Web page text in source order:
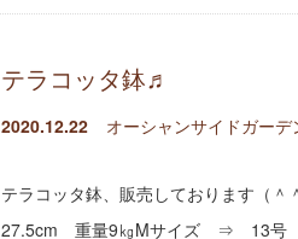
テラコッタ鉢♬
2020.12.22 オーシャンサイドガーデ
テラコッタ鉢、販売しております
27.5cm 重量9㎏Mサイズ ⇒ 13号